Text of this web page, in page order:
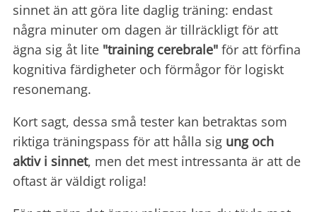
sinnet än att göra lite daglig träning: endast
några minuter om dagen är tillräckligt för att
ägna sig åt lite "training cerebrale" för att förfina
kognitiva färdigheter och förmågor för logiskt
resonemang.
Kort sagt, dessa små tester kan betraktas som
riktiga träningspass för att hålla sig ung och
aktiv i sinnet, men det mest intressanta är att de
oftast är väldigt roliga!